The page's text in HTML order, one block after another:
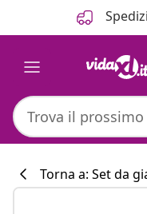
Torna a: Set da